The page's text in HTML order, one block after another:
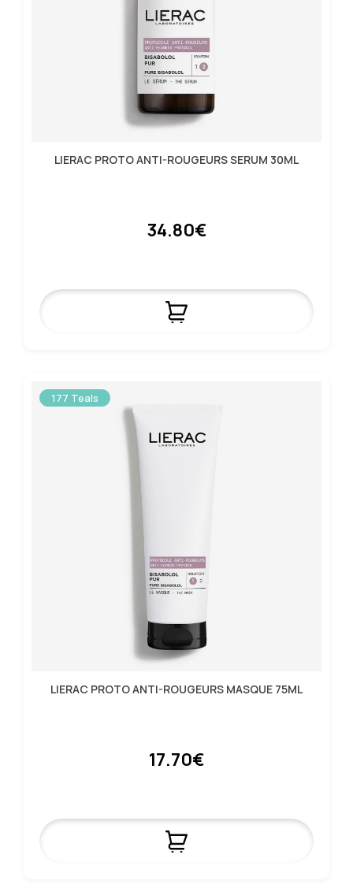
LIERAC PROTO ANTI-ROUGEURS SERUM 30ML
34.80€
177 Teals
LIERAC PROTO ANTI-ROUGEURS MASQUE 75ML
17.70€